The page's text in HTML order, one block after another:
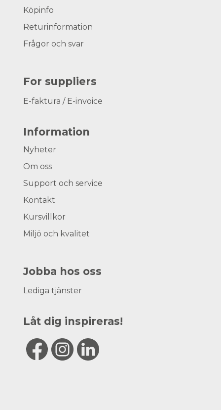
Köpinfo
Returinformation
Frågor och svar
For suppliers
E-faktura / E-invoice
Information
Nyheter
Om oss
Support och service
Kontakt
Kursvillkor
Miljö och kvalitet
Jobba hos oss
Lediga tjänster
Låt dig inspireras!